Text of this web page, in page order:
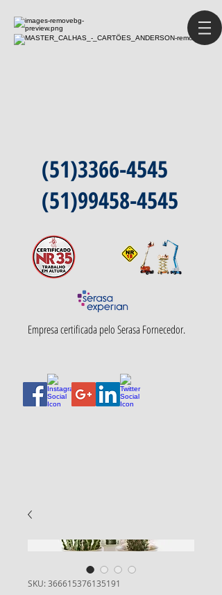
(51)3366-4545
(51)99458-4545
Empresa certificada pelo Serasa Fornecedor.
SKU: 366615376135191